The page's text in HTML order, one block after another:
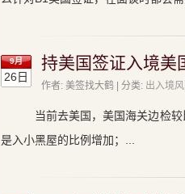
9月
26日
持美国签证入境美
作者: 美签找大鹤 | 分类: 出入境
当前去美国，美国海关边检
是入小黑屋的比例增加；...